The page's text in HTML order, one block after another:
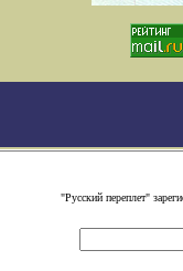
"Русский переплет"